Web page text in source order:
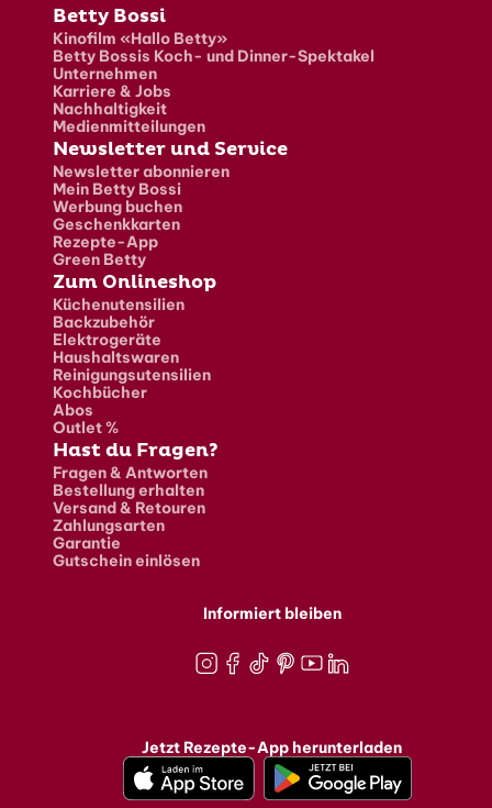
Fusszeile
Betty Bossi
Kinofilm «Hallo Betty»
Betty Bossis Koch- und Dinner-Spektakel
Unternehmen
Karriere & Jobs
Nachhaltigkeit
Medienmitteilungen
Newsletter und Service
Newsletter abonnieren
Mein Betty Bossi
Werbung buchen
Geschenkkarten
Rezepte-App
Green Betty
Zum Onlineshop
Küchenutensilien
Backzubehör
Elektrogeräte
Haushaltswaren
Reinigungsutensilien
Kochbücher
Abos
Outlet %
Hast du Fragen?
Fragen & Antworten
Bestellung erhalten
Versand & Retouren
Zahlungsarten
Garantie
Gutschein einlösen
Informiert bleiben
Jetzt Rezepte-App herunterladen